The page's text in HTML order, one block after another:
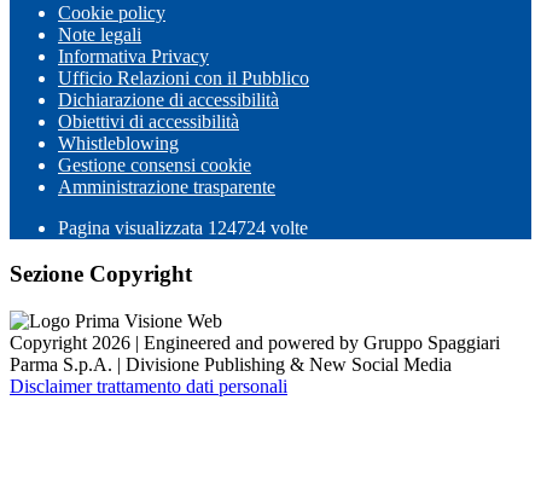
Cookie policy
Note legali
Informativa Privacy
Ufficio Relazioni con il Pubblico
Dichiarazione di accessibilità
Obiettivi di accessibilità
Whistleblowing
Gestione consensi cookie
Amministrazione trasparente
Pagina visualizzata 124724 volte
Sezione Copyright
Copyright 2026 | Engineered and powered by Gruppo Spaggiari
Parma S.p.A. | Divisione Publishing & New Social Media
Disclaimer trattamento dati personali